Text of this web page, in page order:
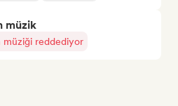
müzik
müziği reddediyor